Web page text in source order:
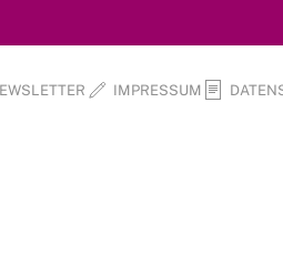
IMPRESSUM